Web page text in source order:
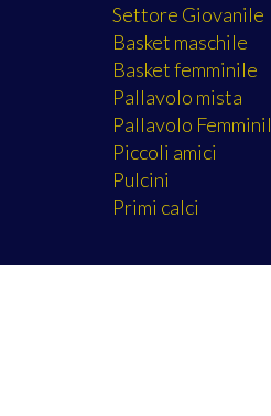
Settore Giovanile
Basket maschile
Basket femminile
Pallavolo mista
Pallavolo
Piccoli amici
Pulcini
Primi calci